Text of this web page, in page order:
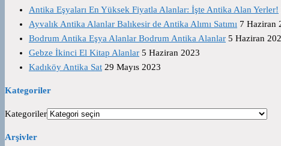
Antika Eşyaları En Yüksek Fiyatla Alanlar: İşte Antika Alan Yerler!
Ayvalık Antika Alanlar Balıkesir de Antika Alımı Satımı 7 Haziran
Bodrum Antika Eşya Alanlar Bodrum Antika Alanlar 5 Haziran
Gebze İkinci El Kitap Alanlar 5 Haziran 2023
Kadıköy Antika Sat 29 Mayıs 2023
Kategoriler
Kategoriler
Arşivler